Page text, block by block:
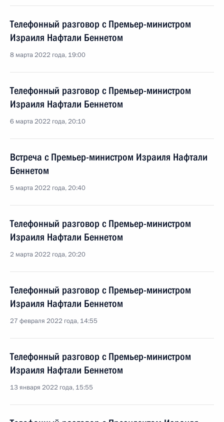
Телефонный разговор с Премьер-министром
Израиля Нафтали Беннетом
8 марта 2022 года, 19:00
Телефонный разговор с Премьер-министром
Израиля Нафтали Беннетом
6 марта 2022 года, 20:10
Встреча с Премьер-министром Израиля Нафтали
Беннетом
5 марта 2022 года, 20:40
Телефонный разговор с Премьер-министром
Израиля Нафтали Беннетом
2 марта 2022 года, 20:20
Телефонный разговор с Премьер-министром
Израиля Нафтали Беннетом
27 февраля 2022 года, 14:55
Телефонный разговор с Премьер-министром
Израиля Нафтали Беннетом
13 января 2022 года, 15:55